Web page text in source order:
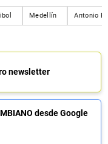
Medellín Antonio
newsletter
desde Google